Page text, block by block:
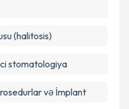
(halitosis)
stomatologiya
və İmplant